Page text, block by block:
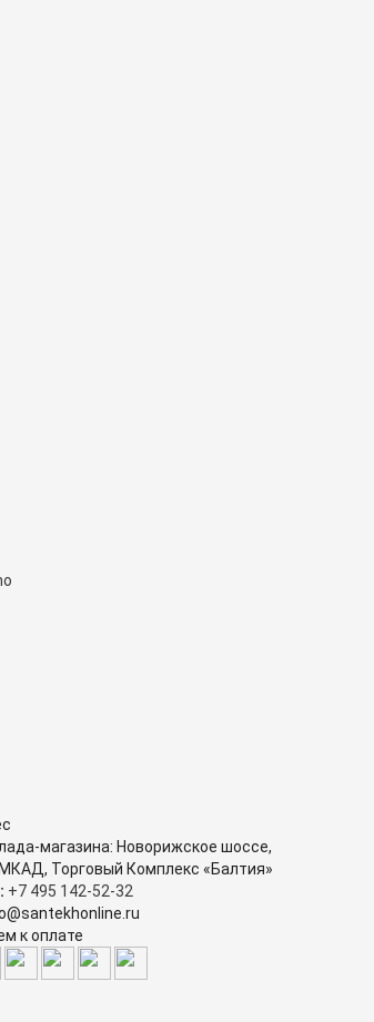
магазина: Новорижское шоссе,
Торговый Комплекс «Балтия»
+7 495 142-52-32
к оплате